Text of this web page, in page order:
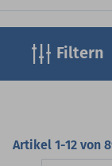
Artikel 1-12von
Filtern